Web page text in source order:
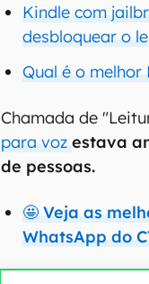
Kindle com
desbloquear o
Qual é o
Chamada de
para vozestava
de pessoas.
🤩 Veja as
WhatsApp do